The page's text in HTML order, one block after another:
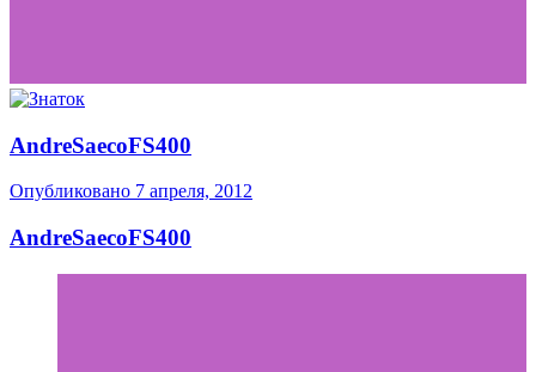
AndreSaecoFS400
Опубликовано 7 апреля, 2012
AndreSaecoFS400